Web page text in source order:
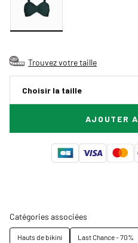
Trouvez votre taille
Choisir la taille
AJOUTER
Catégories associées
Hauts de bikini Last Chance - 70%